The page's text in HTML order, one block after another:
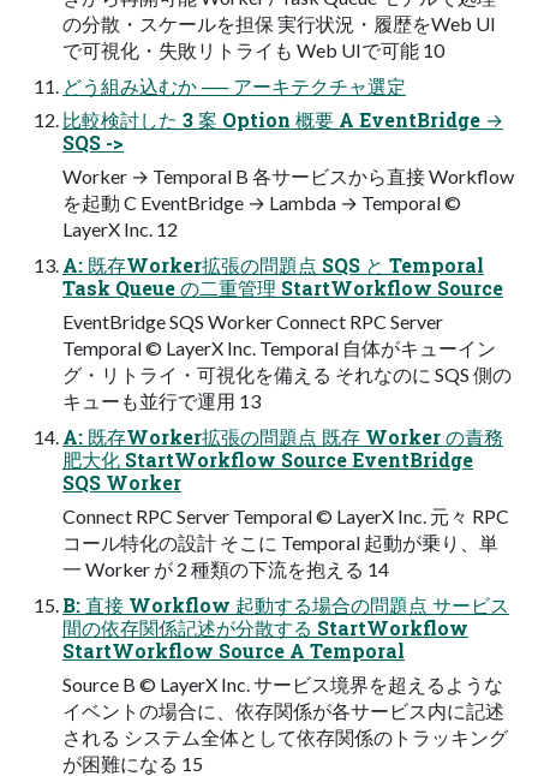
の分散・スケールを担保 実行状況・履歴をWeb UI
で可視化・失敗リトライも Web UIで可能 10
どう組み込むか ── アーキテクチャ選定
比較検討した 3 案 Option 概要 A EventBridge →
SQS ->
Worker → Temporal B 各サービスから直接 Workflow
を起動 C EventBridge → Lambda → Temporal ©
LayerX Inc. 12
A: 既存Worker拡張の問題点 SQS と Temporal
Task Queue の二重管理 StartWorkflow Source
EventBridge SQS Worker Connect RPC Server
Temporal © LayerX Inc. Temporal 自体がキューイン
グ・リトライ・可視化を備える それなのに SQS 側の
キューも並行で運用 13
A: 既存Worker拡張の問題点 既存 Worker の責務
肥大化 StartWorkflow Source EventBridge
SQS Worker
Connect RPC Server Temporal © LayerX Inc. 元々 RPC
コール特化の設計 そこに Temporal 起動が乗り、単
一 Worker が 2 種類の下流を抱える 14
B: 直接 Workflow 起動する場合の問題点 サービス
間の依存関係記述が分散する StartWorkflow
StartWorkflow Source A Temporal
Source B © LayerX Inc. サービス境界を超えるような
イベントの場合に、依存関係が各サービス内に記述
される システム全体として依存関係のトラッキング
が困難になる 15